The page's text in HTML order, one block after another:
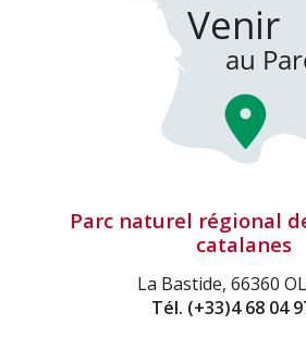
Parc naturel régional
catalanes
La Bastide, 66360
Tél. (+33)4 68 04